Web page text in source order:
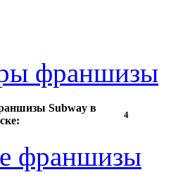
франшизы
Subway в
4
франшизы